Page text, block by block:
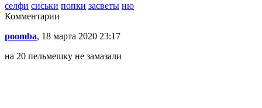
селфи сиськи попки засветы ню
Комментарии
poomba, 18 марта 2020 23:17
на 20 пельмешку не замазали